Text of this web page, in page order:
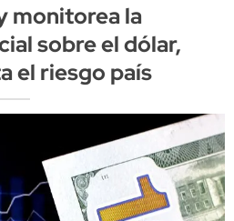
monitorea la
sobre el dólar,
el riesgo país